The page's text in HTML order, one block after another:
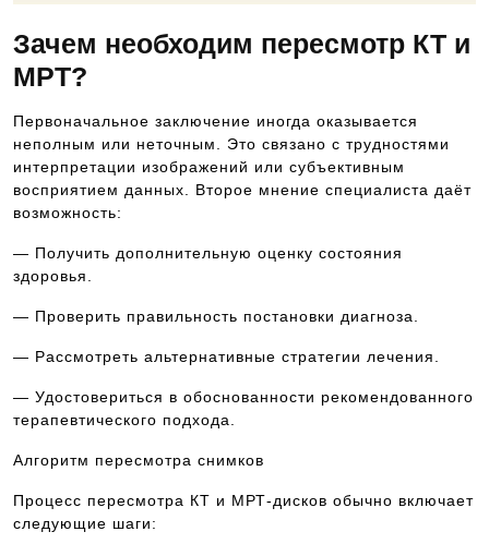
Зачем необходим пересмотр КТ и
МРТ?
Первоначальное заключение иногда оказывается
неполным или неточным. Это связано с трудностями
интерпретации изображений или субъективным
восприятием данных. Второе мнение специалиста даёт
возможность:
— Получить дополнительную оценку состояния
здоровья.
— Проверить правильность постановки диагноза.
— Рассмотреть альтернативные стратегии лечения.
— Удостовериться в обоснованности рекомендованного
терапевтического подхода.
Алгоритм пересмотра снимков
Процесс пересмотра КТ и МРТ-дисков обычно включает
следующие шаги: